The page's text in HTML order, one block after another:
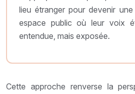
lieu étranger pour devenir
espace public où leur voix
entendue, mais exposée.
Cette approche renverse la